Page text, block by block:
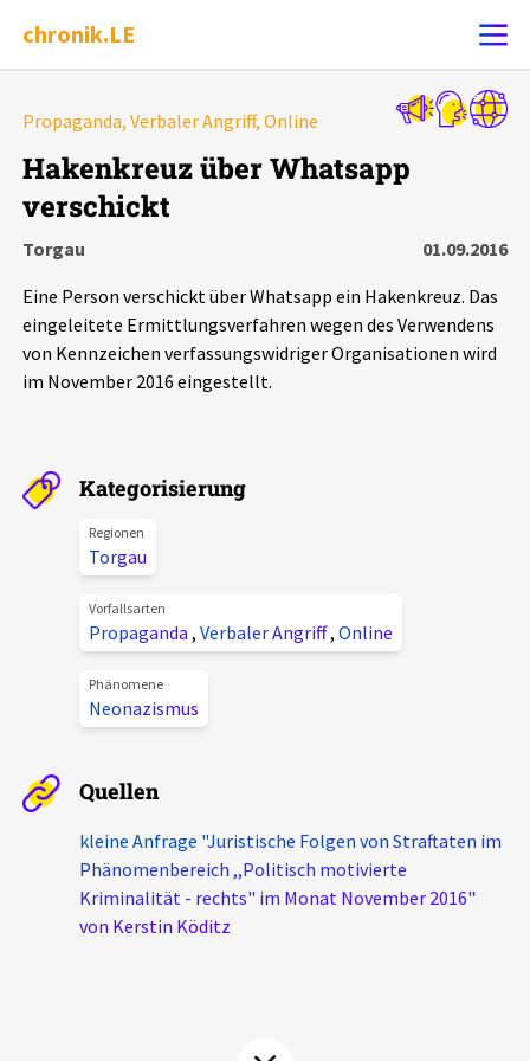
chronik.LE
Ereignis melden
Chronik
Leipziger Zustände
Phänomene
Aktuelles
Alle Beiträge
Pressemitteilungen
Über uns
Projektbeschreibung
Unterstützer_innen
Spenden
Propaganda, Verbaler Angriff, Online
Hakenkreuz über Whatsapp
verschickt
Torgau
01.09.2016
Eine Person verschickt über Whatsapp ein Hakenkreuz. Das
eingeleitete Ermittlungsverfahren wegen des Verwendens
von Kennzeichen verfassungswidriger Organisationen wird
im November 2016 eingestellt.
Kategorisierung
Regionen
Torgau
Vorfallsarten
Propaganda , Verbaler Angriff, Online
Phänomene
Neonazismus
Quellen
kleine Anfrage "Juristische Folgen von Straftaten im
Phänomenbereich ,,Politisch motivierte
Kriminalität - rechts" im Monat November 2016"
von Kerstin Köditz
Alle Ereignisse
Ereignisse
Ereignisse